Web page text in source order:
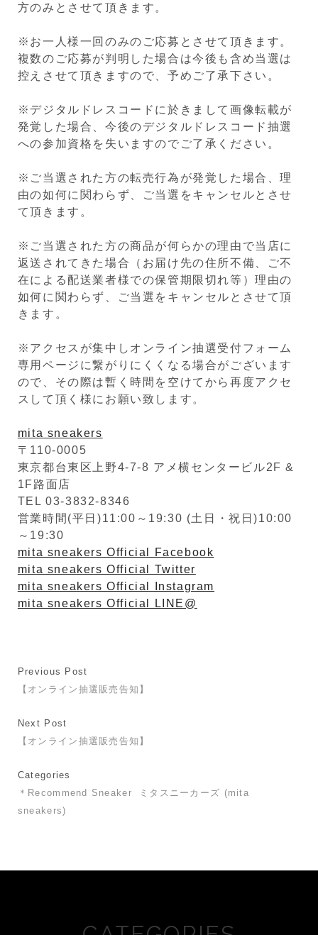
方のみとさせて頂きます。
※お一人様一回のみのご応募とさせて頂きます。
複数のご応募が判明した場合は今後も含め当選は
控えさせて頂きますので、予めご了承下さい。
※デジタルドレスコードに於きまして画像転載が
発覚した場合、今後のデジタルドレスコード抽選
への参加資格を失いますのでご了承ください。
※ご当選された方の転売行為が発覚した場合、理
由の如何に関わらず、ご当選をキャンセルとさせ
て頂きます。
※ご当選された方の商品が何らかの理由で当店に
返送されてきた場合（お届け先の住所不備、ご不
在による配送業者様での保管期限切れ等）理由の
如何に関わらず、ご当選をキャンセルとさせて頂
きます。
※アクセスが集中しオンライン抽選受付フォーム
専用ページに繋がりにくくなる場合がございます
ので、その際は暫く時間を空けてから再度アクセ
スして頂く様にお願い致します。
mita sneakers
〒110-0005
東京都台東区上野4-7-8 アメ横センタービル2F &
1F路面店
TEL 03-3832-8346
営業時間(平日)11:00～19:30 (土日・祝日)10:00
～19:30
mita sneakers Official Facebook
mita sneakers Official Twitter
mita sneakers Official Instagram
mita sneakers Official LINE@
Previous Post
【オンライン抽選販売告知】
Next Post
【オンライン抽選販売告知】
Categories
＊Recommend Sneaker
ミタスニーカーズ (mita
sneakers)